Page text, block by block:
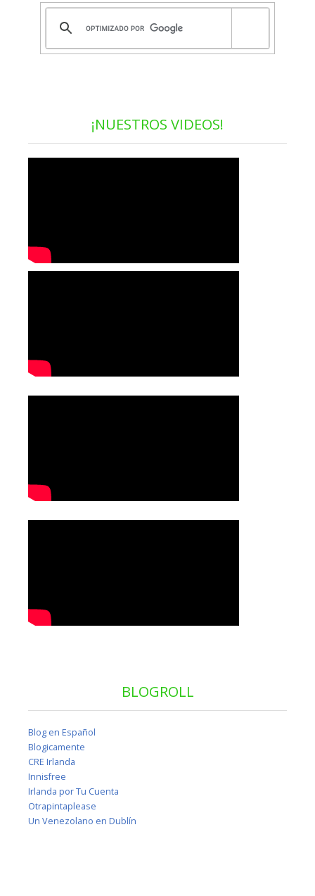
¡NUESTROS VIDEOS!
BLOGROLL
Blog en Español
Blogicamente
CRE Irlanda
Innisfree
Irlanda por Tu Cuenta
Otrapintaplease
Un Venezolano en Dublín